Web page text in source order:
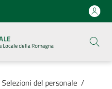
Locale della Romagna
Selezioni del personale /